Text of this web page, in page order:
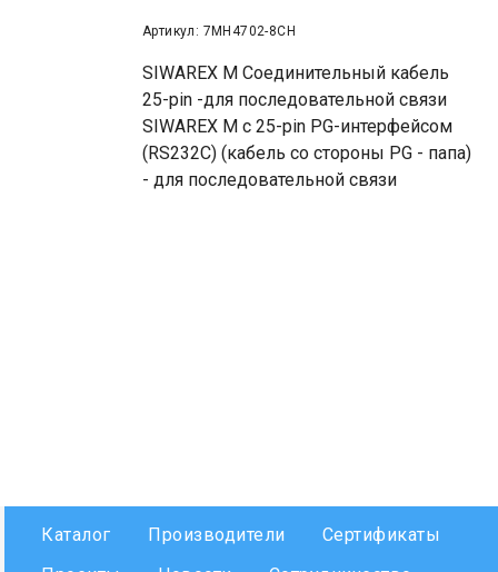
Артикул: 7MH4702-8CH
SIWAREX M Соединительный кабель
25-pin -для последовательной связи
SIWAREX M с 25-pin PG-интерфейсом
(RS232C) (кабель со стороны PG - папа)
- для последовательной связи
Каталог Производители
Сертификаты